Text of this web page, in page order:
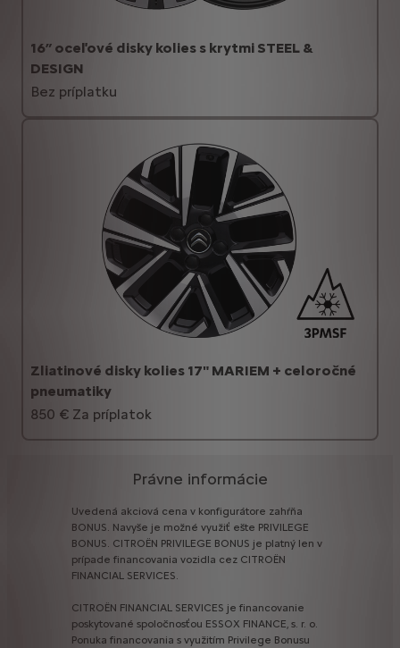
16” oceľové disky kolies s krytmi STEEL &
DESIGN
Bez príplatku
Zliatinové disky kolies 17" MARIEM + celoročné
pneumatiky
850 € Za príplatok
Právne informácie
Uvedená akciová cena v konfigurátore zahŕňa
BONUS. Navyše je možné využiť ešte PRIVILEGE
BONUS. CITROËN PRIVILEGE BONUS je platný len v
prípade financovania vozidla cez CITROËN
FINANCIAL SERVICES.
CITROËN FINANCIAL SERVICES je financovanie
poskytované spoločnosťou ESSOX FINANCE, s. r. o.
Ponuka financovania s využitím Privilege Bonusu